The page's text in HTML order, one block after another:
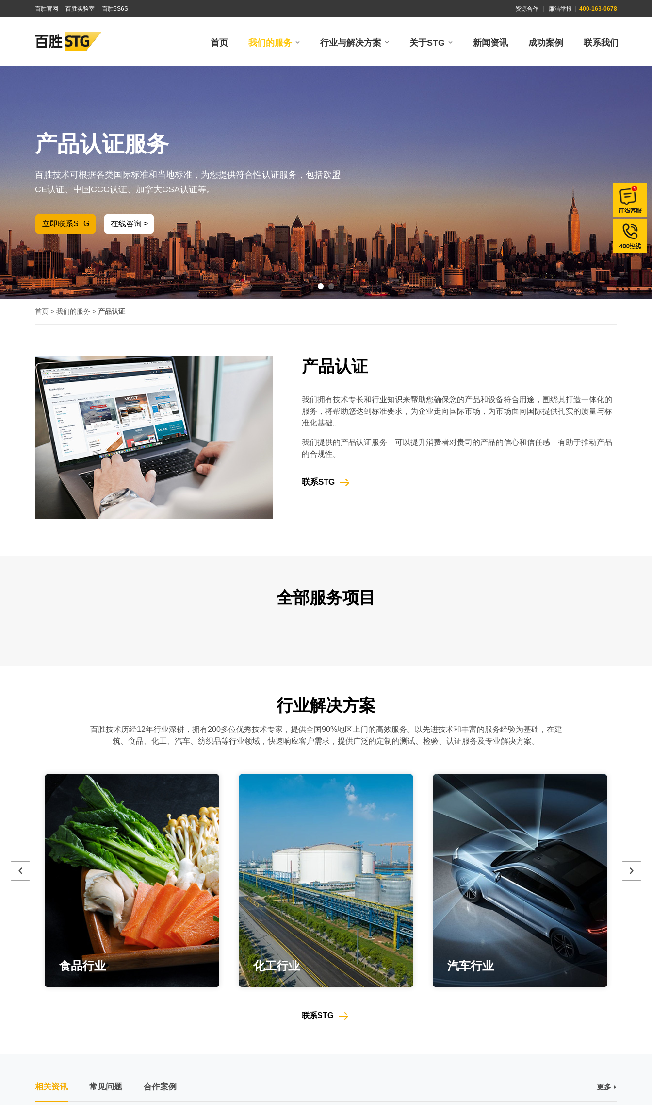
百胜官网 百胜实验室 百胜5S6S 资源合作 廉洁举报 400-163-0678
首页 我们的服务 行业与解决方案 关于STG 新闻资讯 成功案例 联系我们
欧盟CE认证
产品进入欧盟及欧洲贸易自由区国家市场的通行证
立即联系STG 在线咨询 >
首页 > 我们的服务 > 产品认证
产品认证
我们拥有技术专长和行业知识来帮助您确保您的产品和设备符合用途，围绕其打造一体化的
服务，将帮助您达到标准要求，为企业走向国际市场，为市场面向国际提供扎实的质量与标
准化基础。
我们提供的产品认证服务，可以提升消费者对贵司的产品的信心和信任感，有助于推动产品
的合规性。
联系STG
全部服务项目
行业解决方案
百胜技术历经12年行业深耕，拥有200多位优秀技术专家，提供全国90%地区上门的高效服务。以先进技术和丰富的服务经验为基础，在建
筑、食品、化工、汽车、纺织品等行业领域，快速响应客户需求，提供广泛的定制的测试、检验、认证服务及专业解决方案。
化工行业 汽车行业 生命科学
联系STG
相关资讯 常见问题 合作案例 更多